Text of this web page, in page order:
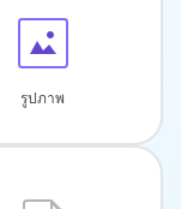
รูปภาพ